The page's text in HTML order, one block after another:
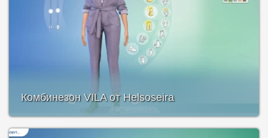
Комбинезон VILA от Helsoseira